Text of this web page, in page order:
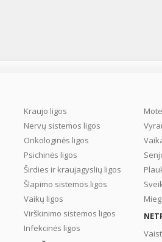
Kraujo ligos
Nervų sistemos ligos
Onkologinės ligos
Psichinės ligos
Širdies ir kraujagyslių ligos
Šlapimo sistemos ligos
Vaikų ligos
Virškinimo sistemos ligos
Infekcinės ligos